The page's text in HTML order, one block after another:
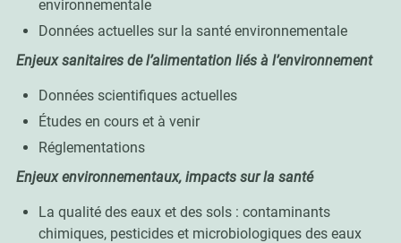
environnementale
Données actuelles sur la santé environnementale
Enjeux sanitaires de l’alimentation liés à l’environnement
Données scientifiques actuelles
Études en cours et à venir
Réglementations
Enjeux environnementaux, impacts sur la santé
La qualité des eaux et des sols : contaminants
chimiques, pesticides et microbiologiques des eaux